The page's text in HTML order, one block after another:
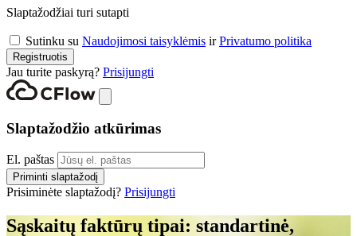
Slaptažodžiai turi sutapti
Sutinku su Naudojimosi taisyklėmis irPrivatumo politika
Registruotis
Jau turite paskyrą? Prisijungti
Slaptažodžio atkūrimas
El. paštas
Priminti slaptažodį
Prisiminėte slaptažodį? Prisijungti
Sąskaitų faktūrų tipai: standartinė,